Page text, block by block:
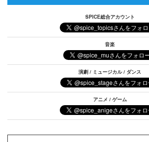
SPICE総合アカウント
音楽
演劇 / ミュージカル / ダンス
アニメ / ゲーム